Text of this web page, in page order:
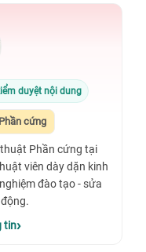
duyệt nội dung
cứng
Phần cứng tại
viên dày dặn kinh
đào tạo - sửa
tin